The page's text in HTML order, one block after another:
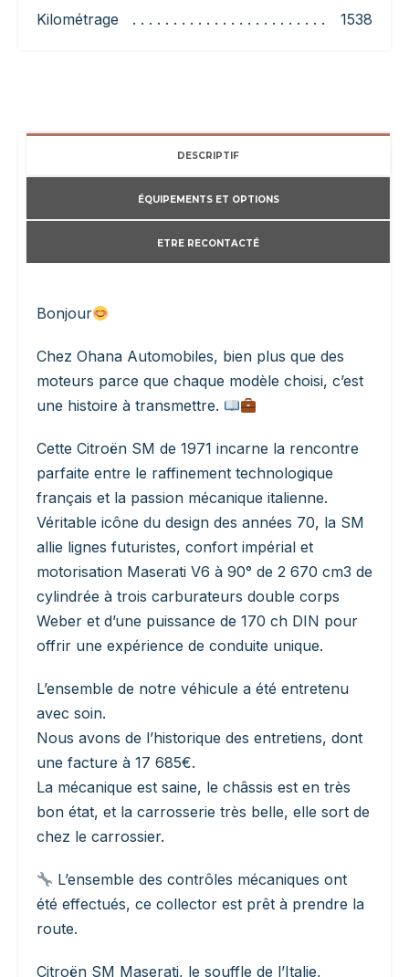
Kilométrage 1538
DESCRIPTIF
ÉQUIPEMENTS ET OPTIONS
ETRE RECONTACTÉ
Bonjour
Chez Ohana Automobiles, bien plus que des
moteurs parce que chaque modèle choisi, c’est
une histoire à transmettre.
Cette Citroën SM de 1971 incarne la rencontre
parfaite entre le raffinement technologique
français et la passion mécanique italienne.
Véritable icône du design des années 70, la SM
allie lignes futuristes, confort impérial et
motorisation Maserati V6 à 90° de 2 670 cm3 de
cylindrée à trois carburateurs double corps
Weber et d’une puissance de 170 ch DIN pour
offrir une expérience de conduite unique.
L’ensemble de notre véhicule a été entretenu
avec soin.
Nous avons de l’historique des entretiens, dont
une facture à 17 685€.
La mécanique est saine, le châssis est en très
bon état, et la carrosserie très belle, elle sort de
chez le carrossier.
L’ensemble des contrôles mécaniques ont
été effectués, ce collector est prêt à prendre la
route.
Citroën SM Maserati, le souffle de l’Italie,